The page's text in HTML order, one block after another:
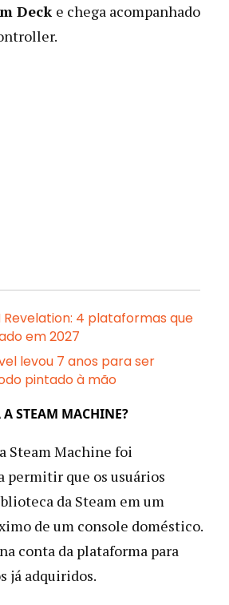
Deck e chega acompanhado
Revelation: 4 plataformas que
em 2027
levou 7 anos para ser
pintado à mão
STEAM MACHINE?
Steam Machine foi
permitir que os usuários
da Steam em um
de um console doméstico.
conta da plataforma para
já adquiridos.